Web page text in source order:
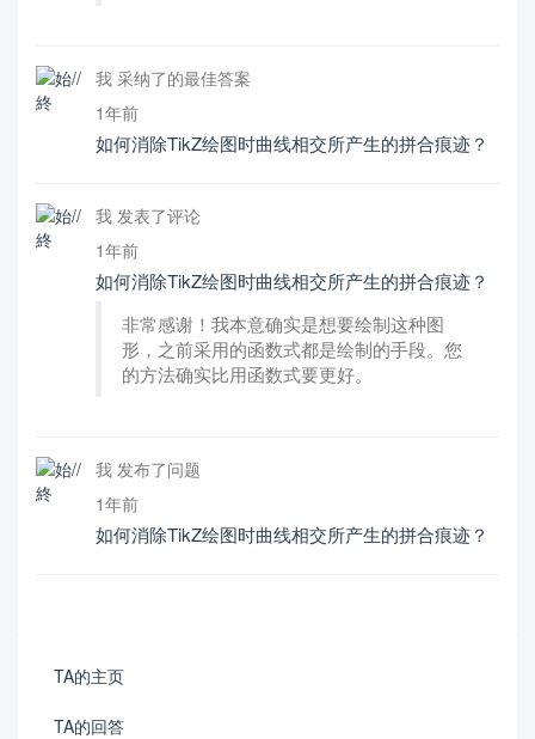
我 采纳了的最佳答案
1年前
如何消除TikZ绘图时曲线相交所产生的拼合痕迹？
我 发表了评论
1年前
如何消除TikZ绘图时曲线相交所产生的拼合痕迹？
非常感谢！我本意确实是想要绘制这种图
形，之前采用的函数式都是绘制的手段。您
的方法确实比用函数式要更好。
我 发布了问题
1年前
如何消除TikZ绘图时曲线相交所产生的拼合痕迹？
TA的主页
TA的回答